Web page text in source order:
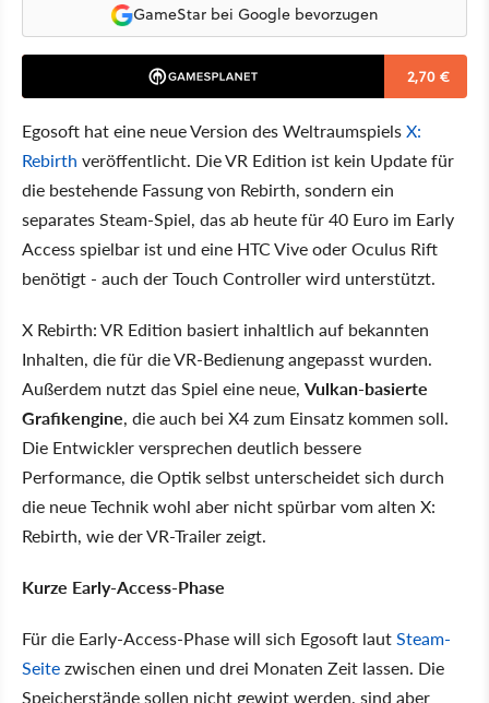
GameStar bei Google bevorzugen
2,70 €
Egosoft hat eine neue Version des WeltraumspielsX:
Rebirth veröffentlicht. Die VR Edition ist kein Update für
die bestehende Fassung von Rebirth, sondern ein
separates Steam-Spiel, das ab heute für 40 Euro im Early
Access spielbar ist und eine HTC Vive oder Oculus Rift
benötigt - auch der Touch Controller wird unterstützt.
X Rebirth: VR Edition basiert inhaltlich auf bekannten
Inhalten, die für die VR-Bedienung angepasst wurden.
Außerdem nutzt das Spiel eine neue, Vulkan-basierte
Grafikengine, die auch bei X4 zum Einsatz kommen soll.
Die Entwickler versprechen deutlich bessere
Performance, die Optik selbst unterscheidet sich durch
die neue Technik wohl aber nicht spürbar vom alten X:
Rebirth, wie der VR-Trailer zeigt.
Kurze Early-Access-Phase
Für die Early-Access-Phase will sich Egosoft lautSteam-
Seitezwischen einen und drei Monaten Zeit lassen. Die
Speicherstände sollen nicht gewipt werden, sind aber